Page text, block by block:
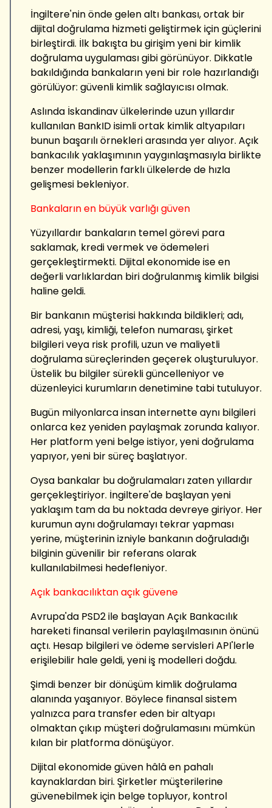
İngiltere'nin önde gelen altı bankası, ortak bir
dijital doğrulama hizmeti geliştirmek için güçlerini
birleştirdi. İlk bakışta bu girişim yeni bir kimlik
doğrulama uygulaması gibi görünüyor. Dikkatle
bakıldığında bankaların yeni bir role hazırlandığı
görülüyor: güvenli kimlik sağlayıcısı olmak.
Aslında İskandinav ülkelerinde uzun yıllardır
kullanılan BankID isimli ortak kimlik altyapıları
bunun başarılı örnekleri arasında yer alıyor. Açık
bankacılık yaklaşımının yaygınlaşmasıyla birlikte
benzer modellerin farklı ülkelerde de hızla
gelişmesi bekleniyor.
Bankaların en büyük varlığı güven
Yüzyıllardır bankaların temel görevi para
saklamak, kredi vermek ve ödemeleri
gerçekleştirmekti. Dijital ekonomide ise en
değerli varlıklardan biri doğrulanmış kimlik bilgisi
haline geldi.
Bir bankanın müşterisi hakkında bildikleri; adı,
adresi, yaşı, kimliği, telefon numarası, şirket
bilgileri veya risk profili, uzun ve maliyetli
doğrulama süreçlerinden geçerek oluşturuluyor.
Üstelik bu bilgiler sürekli güncelleniyor ve
düzenleyici kurumların denetimine tabi tutuluyor.
Bugün milyonlarca insan internette aynı bilgileri
onlarca kez yeniden paylaşmak zorunda kalıyor.
Her platform yeni belge istiyor, yeni doğrulama
yapıyor, yeni bir süreç başlatıyor.
Oysa bankalar bu doğrulamaları zaten yıllardır
gerçekleştiriyor. İngiltere'de başlayan yeni
yaklaşım tam da bu noktada devreye giriyor. Her
kurumun aynı doğrulamayı tekrar yapması
yerine, müşterinin izniyle bankanın doğruladığı
bilginin güvenilir bir referans olarak
kullanılabilmesi hedefleniyor.
Açık bankacılıktan açık güvene
Avrupa'da PSD2 ile başlayan Açık Bankacılık
hareketi finansal verilerin paylaşılmasının önünü
açtı. Hesap bilgileri ve ödeme servisleri API'lerle
erişilebilir hale geldi, yeni iş modelleri doğdu.
Şimdi benzer bir dönüşüm kimlik doğrulama
alanında yaşanıyor. Böylece finansal sistem
yalnızca para transfer eden bir altyapı
olmaktan çıkıp müşteri doğrulamasını mümkün
kılan bir platforma dönüşüyor.
Dijital ekonomide güven hâlâ en pahalı
kaynaklardan biri. Şirketler müşterilerine
güvenebilmek için belge topluyor, kontrol